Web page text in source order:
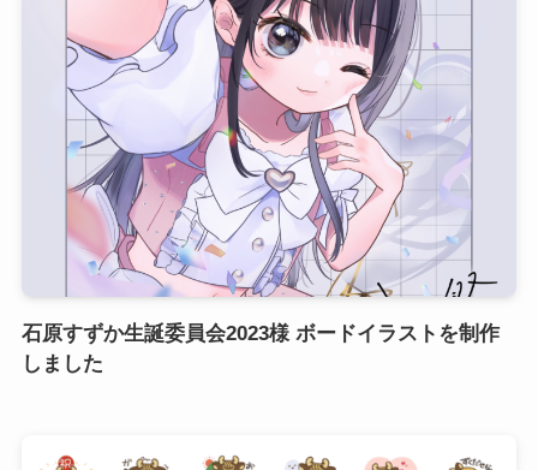
石原すずか生誕委員会2023様 ボードイラストを制作
しました